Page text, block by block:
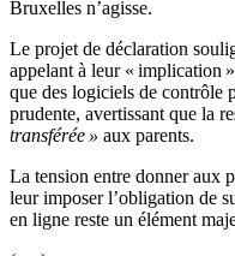
Bruxelles n’agisse.
Le projet de déclaration
appelant à leur « implication
que des logiciels de contrôle
prudente, avertissant que la
transférée » aux parents.
La tension entre donner aux
leur imposer l’obligation de
en ligne reste un élément